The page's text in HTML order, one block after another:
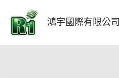
要
鴻宇國際有限公司